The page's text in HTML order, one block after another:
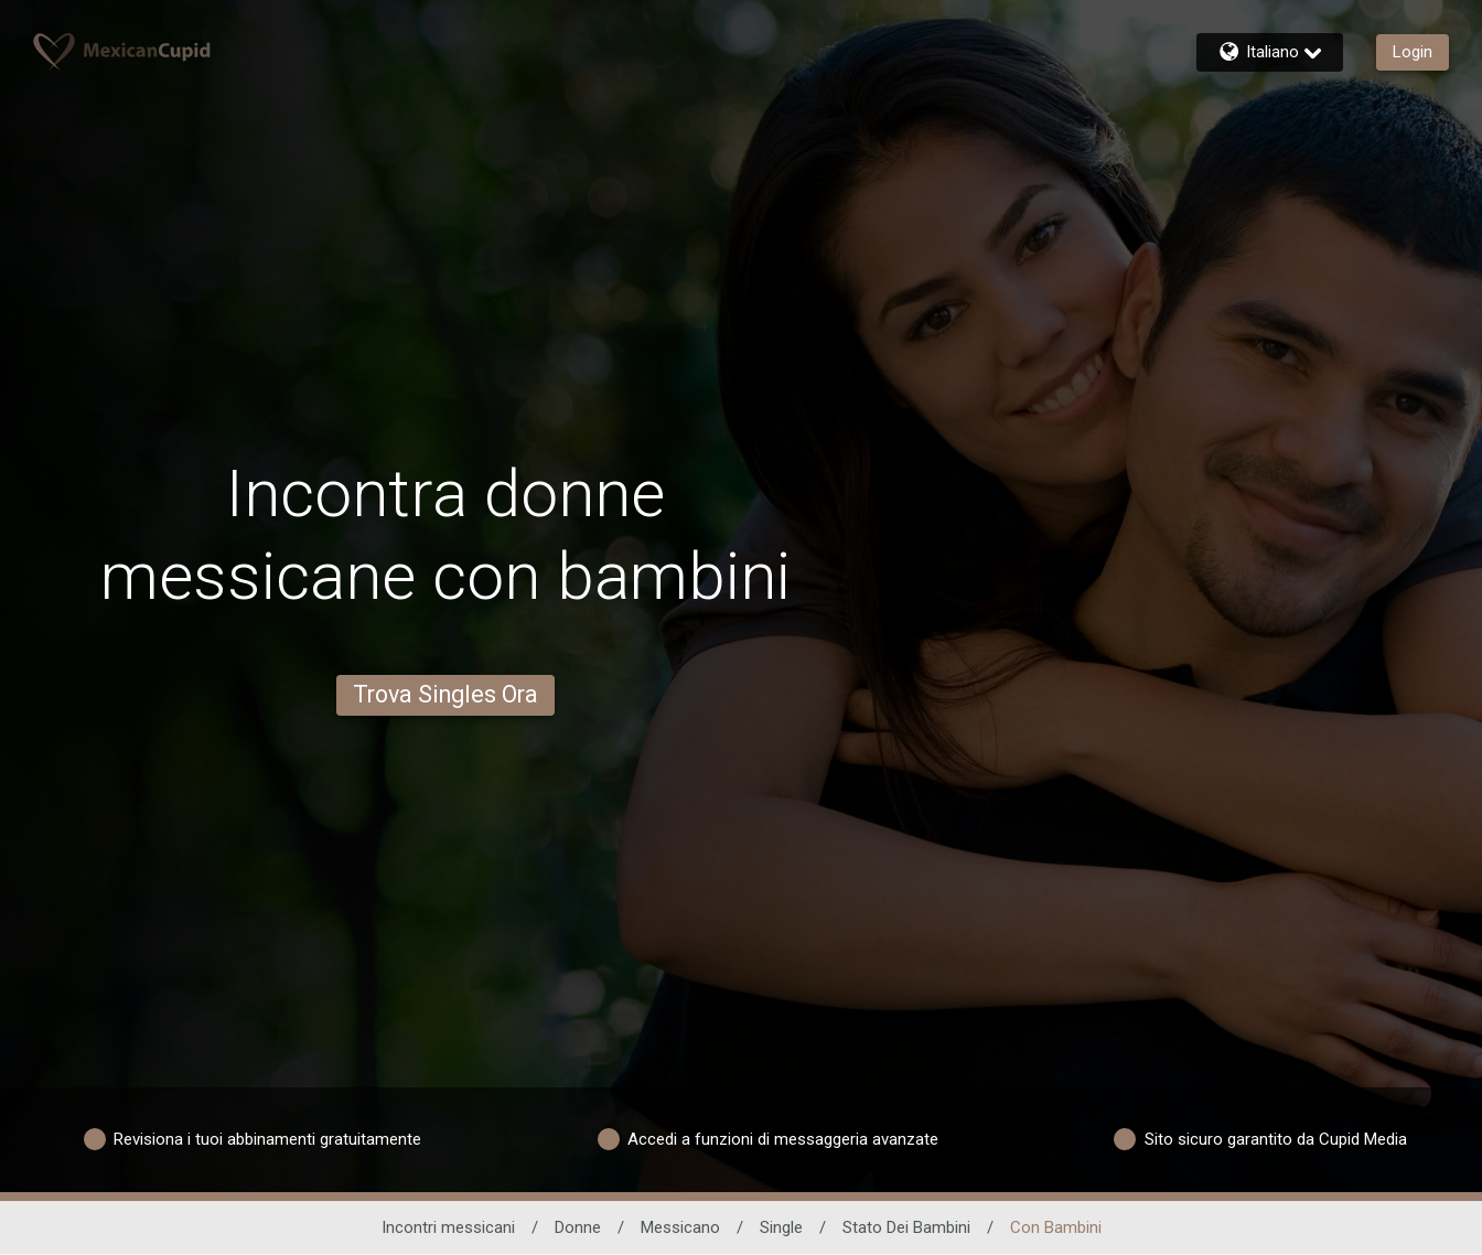
Italiano Login
Incontra donne
messicane con bambini
Trova Singles Ora
Revisiona i tuoi abbinamenti gratuitamente Accedi a funzioni di messaggeria avanzate Sito sicuro garantito da Cupid Media
Incontri messicani / Donne / Messicano / Single / Stato Dei Bambini / Con Bambini